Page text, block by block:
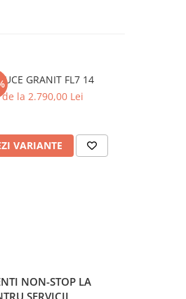
GRANIT FL7 14
de la 2.790,00 Lei
VARIANTE
NON-STOP LA
SERVICII